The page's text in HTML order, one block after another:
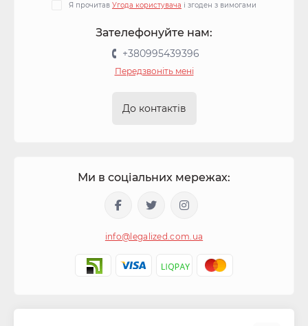
Я прочитав Угода користувача і згоден з вимогами
Зателефонуйте нам:
+380995439396
Передзвоніть мені
До контактів
Ми в соціальних мережах:
info@legalized.com.ua